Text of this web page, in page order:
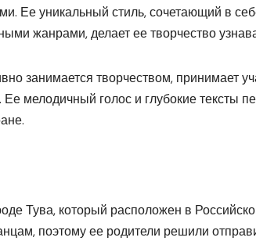
Ее уникальный стиль, сочетающий в
жанрами, делает ее творчество
занимается творчеством, принимает
мелодичный голос и глубокие тексты
Тува, который расположен в
поэтому ее родители решили